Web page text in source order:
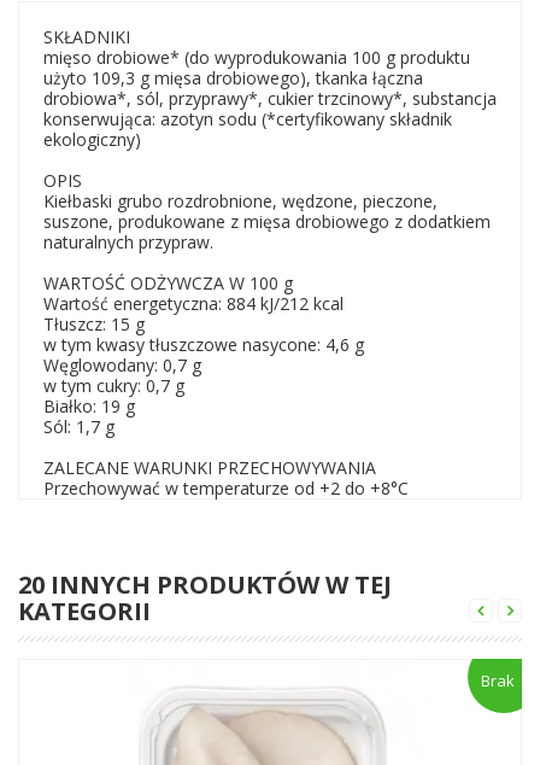
SKŁADNIKI
mięso drobiowe* (do wyprodukowania 100 g produktu
użyto 109,3 g mięsa drobiowego), tkanka łączna
drobiowa*, sól, przyprawy*, cukier trzcinowy*, substancja
konserwująca: azotyn sodu (*certyfikowany składnik
ekologiczny)
OPIS
Kiełbaski grubo rozdrobnione, wędzone, pieczone,
suszone, produkowane z mięsa drobiowego z dodatkiem
naturalnych przypraw.
WARTOŚĆ ODŻYWCZA W 100 g
Wartość energetyczna: 884 kJ/212 kcal
Tłuszcz: 15 g
w tym kwasy tłuszczowe nasycone: 4,6 g
Węglowodany: 0,7 g
w tym cukry: 0,7 g
Białko: 19 g
Sól: 1,7 g
ZALECANE WARUNKI PRZECHOWYWANIA
Przechowywać w temperaturze od +2 do +8°C
20 INNYCH PRODUKTÓW W TEJ
KATEGORII
Brak